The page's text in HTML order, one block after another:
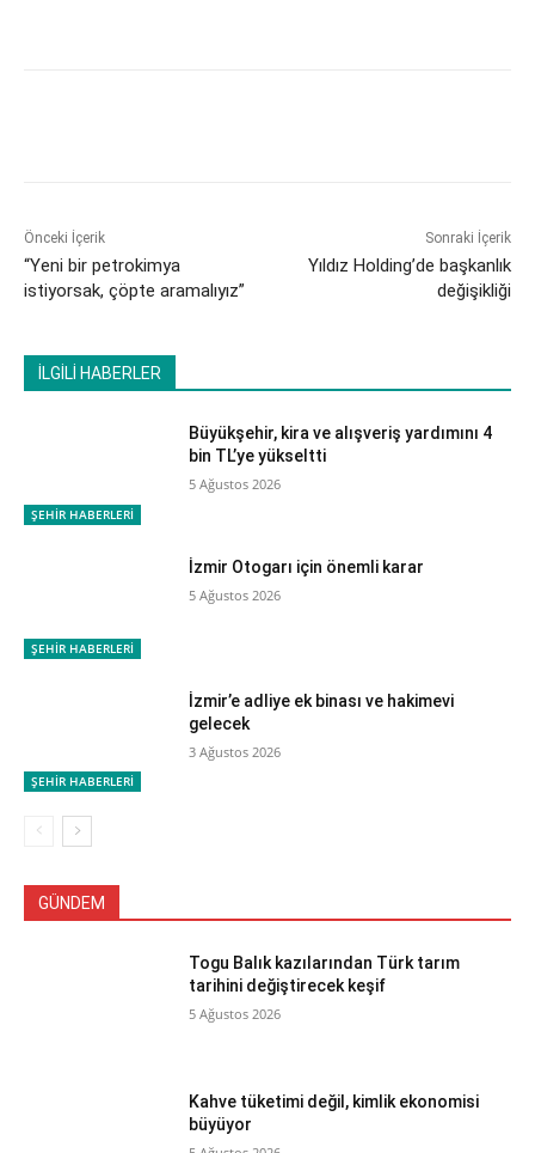
Önceki İçerik
“Yeni bir petrokimya
istiyorsak, çöpte aramalıyız”
Sonraki İçerik
Yıldız Holding’de başkanlık
değişikliği
İLGİLİ HABERLER
ŞEHİR HABERLERİ
Büyükşehir, kira ve alışveriş yardımını 4
bin TL’ye yükseltti
5 Ağustos 2026
ŞEHİR HABERLERİ
İzmir Otogarı için önemli karar
5 Ağustos 2026
ŞEHİR HABERLERİ
İzmir’e adliye ek binası ve hakimevi
gelecek
3 Ağustos 2026
GÜNDEM
Togu Balık kazılarından Türk tarım
tarihini değiştirecek keşif
5 Ağustos 2026
Kahve tüketimi değil, kimlik ekonomisi
büyüyor